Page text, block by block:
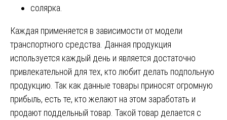
солярка.
Каждая применяется в зависимости от модели
транспортного средства. Данная продукция
используется каждый день и является достаточно
привлекательной для тех, кто любит делать подпольную
продукцию. Так как данные товары приносят огромную
прибыль, есть те, кто желают на этом заработать и
продают поддельный товар. Такой товар делается с